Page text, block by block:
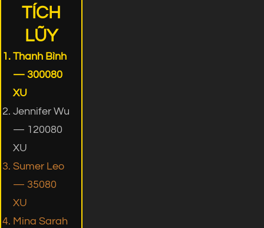
TÍCH
LŨY
Thanh Bình
— 300080
XU
Jennifer Wu
— 120080
XU
Sumer Leo
— 35080
XU
Mina Sarah